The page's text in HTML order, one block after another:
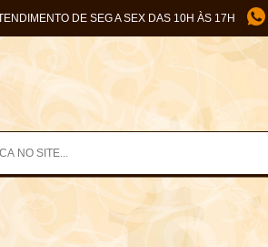
DE SEG A SEX DAS 10H ÀS 17H